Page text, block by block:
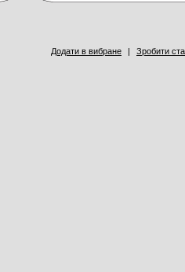
Додати в вибране | Зробити